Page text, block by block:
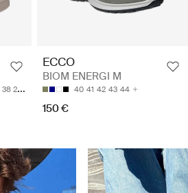
38 2/3
ECCO
BIOM ENERGI M
40 41 42 43 44
150 €